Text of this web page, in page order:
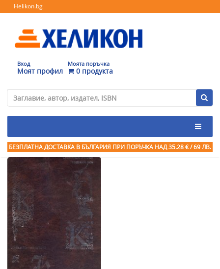
Helikon.bg
Вход
Моят профил
Моята поръчка
0 продукта
БЕЗПЛАТНА ДОСТАВКА В БЪЛГАРИЯ ПРИ ПОРЪЧКА НАД 35.28 € / 69 ЛВ.